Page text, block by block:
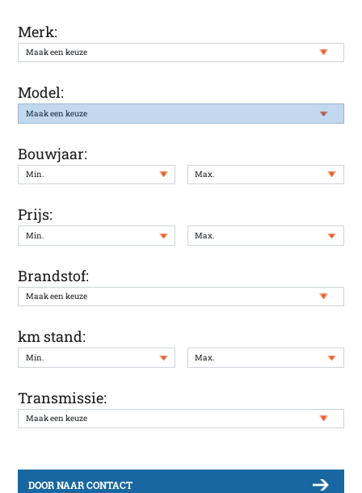
Merk:
Model:
Bouwjaar:
Prijs:
Brandstof:
km stand:
Transmissie:
DOOR NAAR CONTACT